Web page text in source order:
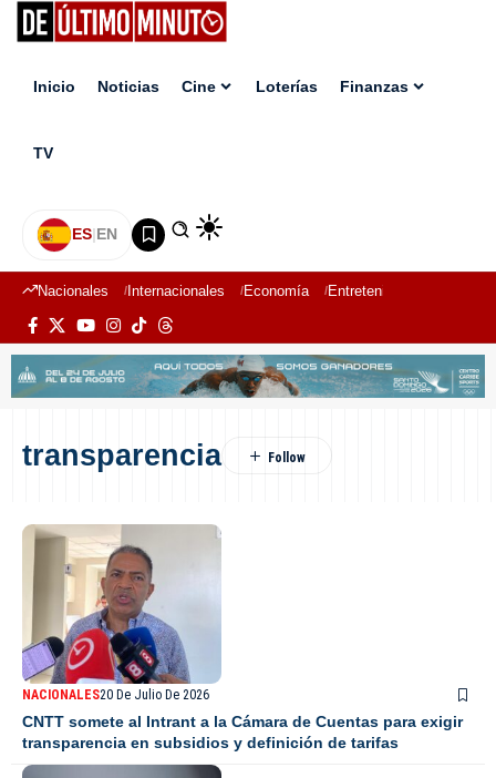
Inicio Noticias Cine Loterías Finanzas
TV
ES|EN
Nacionales Internacionales Economía Entretenimiento
transparencia
NACIONALES20 De Julio De 2026
CNTT somete al Intrant a la Cámara de Cuentas para exigir
transparencia en subsidios y definición de tarifas